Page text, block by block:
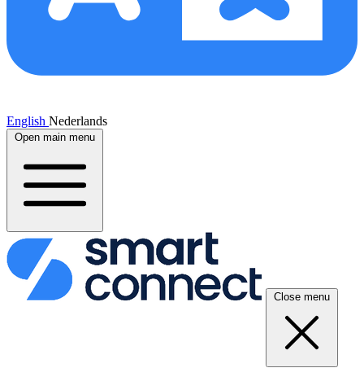
English Nederlands
Open main menu
Close menu